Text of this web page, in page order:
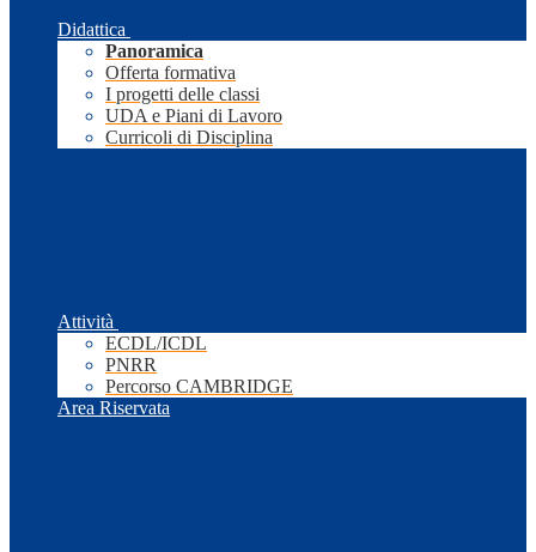
Didattica
Panoramica
Offerta formativa
I progetti delle classi
UDA e Piani di Lavoro
Curricoli di Disciplina
Attività
ECDL/ICDL
PNRR
Percorso CAMBRIDGE
Area Riservata